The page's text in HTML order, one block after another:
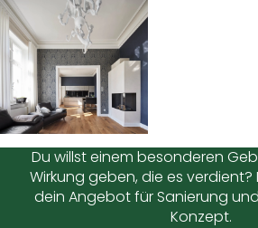
Du willst einem besonderen
Wirkung geben, die es
dein Angebot für Sanierung
Konzept.